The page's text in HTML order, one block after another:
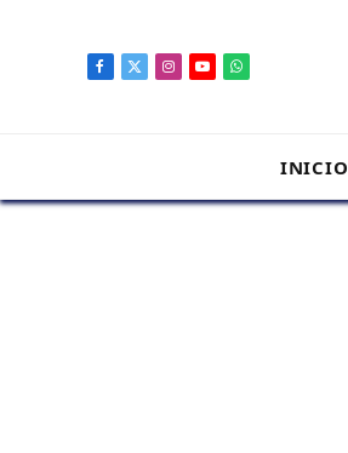
Facebook
X
Instagram
YouTubeWhatsApp
INICIO